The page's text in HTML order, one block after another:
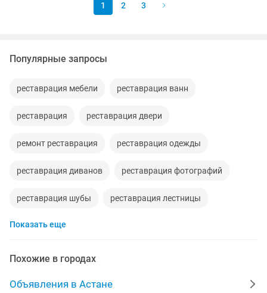
1 2 3
Популярные запросы
реставрация мебели реставрация ванн
реставрация реставрация двери
ремонт реставрация реставрация одежды
реставрация диванов реставрация фотографий
реставрация шубы реставрация лестницы
реставрация ламината
реставрация межкомнатных дверей
Показать еще
Похожие в городах
Объявления в Астане